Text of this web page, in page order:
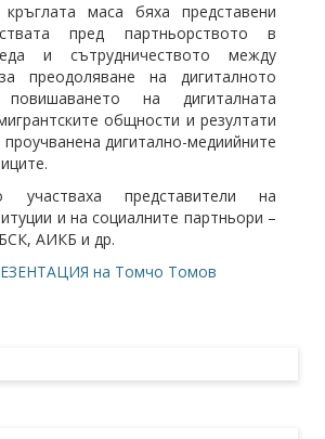
маса бяха представени
пред партньорството в
и сътрудничеството между
преодоляване на дигиталното
повишаването на дигиталната
общности и резултати
дигитално-медиийните
участваха представители на
и на социалните партньори –
АИКБ и др.
на Томчо Томов